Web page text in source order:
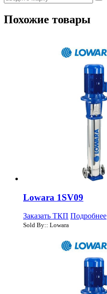
Похожие товары
Lowara 1SV09
Заказать ТКП Подробнее
Sold By:: Lowara